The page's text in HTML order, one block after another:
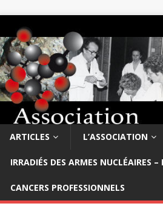
ARTICLES L’ASSOCIATION
IRRADIÉS DES ARMES NUCLÉAIRES
CANCERS PROFESSIONNELS